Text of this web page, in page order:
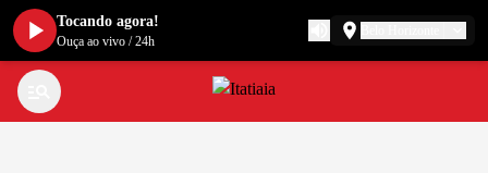
Tocando agora!
Ouça ao vivo /24h